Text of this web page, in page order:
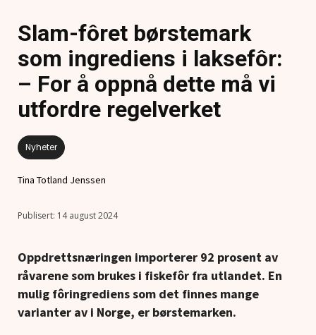
Slam-fôret børstemark
som ingrediens i laksefôr:
– For å oppnå dette må vi
utfordre regelverket
Nyheter
Tina Totland Jenssen
14 august 2024
Oppdrettsnæringen importerer 92 prosent av
råvarene som brukes i fiskefôr fra utlandet. En
mulig fôringrediens som det finnes mange
varianter av i Norge, er børstemarken.